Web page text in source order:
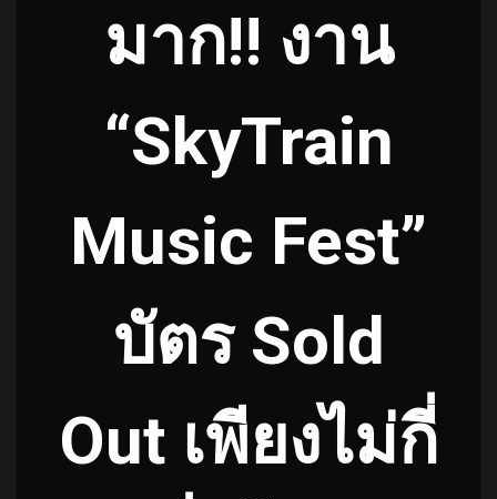
มาก!! งาน
“SkyTrain
Music Fest”
บัตร Sold
Out เพียงไม่กี่